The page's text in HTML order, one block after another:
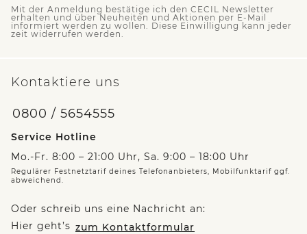
Mit der Anmeldung bestätige ich den CECIL Newsletter
erhalten und über Neuheiten und Aktionen per E-Mail
informiert werden zu wollen. Diese Einwilligung kann jeder
zeit widerrufen werden.
Kontaktiere uns
0800 / 5654555
Service Hotline
Mo.-Fr. 8:00 – 21:00 Uhr, Sa. 9:00 – 18:00 Uhr
Regulärer Festnetztarif deines Telefonanbieters, Mobilfunktarif ggf.
abweichend.
Oder schreib uns eine Nachricht an:
Hier geht’s zum Kontaktformular